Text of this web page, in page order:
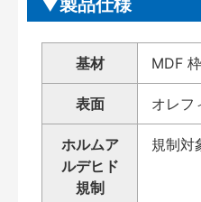
製品仕様
基材 MDF
表面 オレフ
ホルムア
ルデヒド
規制
規制対